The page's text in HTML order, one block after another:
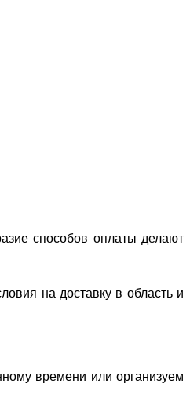
способов оплаты делают
на доставку в область и
времени или организуем